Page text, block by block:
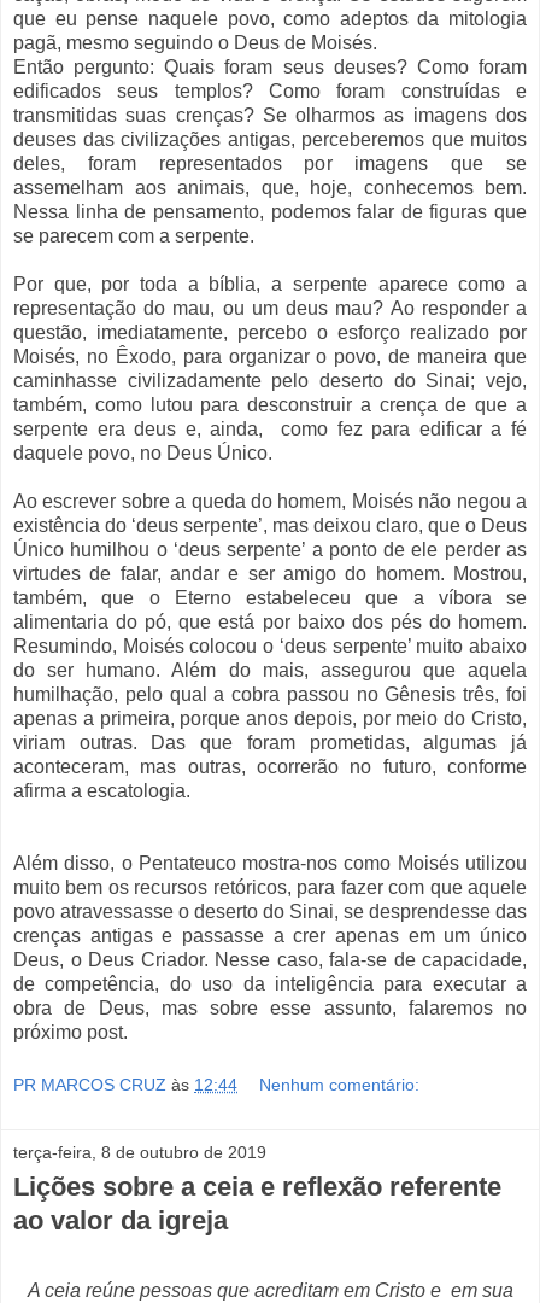
que eu pense naquele povo, como adeptos da mitologia
pagã, mesmo seguindo o Deus de Moisés.
Então pergunto: Quais foram seus deuses? Como foram
edificados seus templos? Como foram construídas e
transmitidas suas crenças? Se olharmos as imagens dos
deuses das civilizações antigas, perceberemos que muitos
deles, foram representados por imagens que se
assemelham aos animais, que, hoje, conhecemos bem.
Nessa linha de pensamento, podemos falar de figuras que
se parecem com a serpente.
Por que, por toda a bíblia, a serpente aparece como a
representação do mau, ou um deus mau? Ao responder a
questão, imediatamente, percebo o esforço realizado por
Moisés, no Êxodo, para organizar o povo, de maneira que
caminhasse civilizadamente pelo deserto do Sinai; vejo,
também, como lutou para desconstruir a crença de que a
serpente era deus e, ainda,como fez para edificar a fé
daquele povo, no Deus Único.
Ao escrever sobre a queda do homem, Moisés não negou a
existência do ‘deus serpente’, mas deixou claro, que o Deus
Único humilhou o ‘deus serpente’ a ponto de ele perder as
virtudes de falar, andar e ser amigo do homem. Mostrou,
também,que o Eterno estabeleceuque a víbora
se
alimentaria do pó, que está por baixo dos pés do homem.
Resumindo, Moiséscolocou o ‘deus serpente’ muito abaixo
do ser humano. Além do mais, assegurou que aquela
humilhação, pelo qual acobra passou noGênesis três,foi
apenas a primeira, porque anos depois, por meio do Cristo,
viriam outras. Das que foram prometidas,
algumas já
aconteceram, mas outras, ocorrerão no futuro, conforme
afirma a escatologia.
Além disso, o Pentateuco mostra-nos como Moisés utilizou
muito bem os recursos retóricos, para fazer com que aquele
povo atravessasse o deserto do Sinai, se desprendesse das
crenças antigas e passasse a crer apenas em um único
Deus, o Deus Criador. Nesse caso, fala-se de capacidade,
de competência, do uso da inteligência para executar a
obra de Deus, mas sobre esse assunto, falaremos no
próximo post.
PR MARCOS CRUZ às 12:44 Nenhum comentário:
terça-feira, 8 de outubro de 2019
Lições sobre a ceia e reflexão referente
ao valor da igreja
A ceia reúne pessoas que acreditam em Cristo e em sua